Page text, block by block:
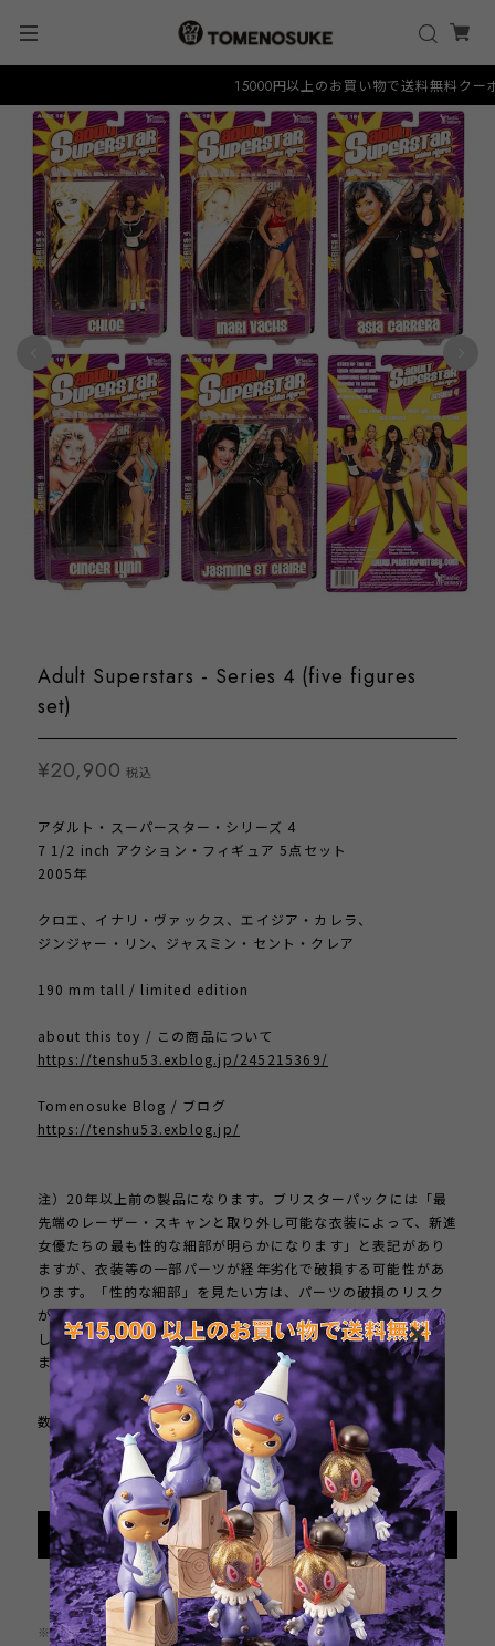
15000円以上のお買い物で送料無料クーポ
Adult Superstars - Series 4 (five figures
set)
¥20,900 税込
アダルト・スーパースター・シリーズ 4
7 1/2 inch アクション・フィギュア 5点セット
2005年
クロエ、イナリ・ヴァックス、エイジア・カレラ、
ジンジャー・リン、ジャスミン・セント・クレア
190 mm tall / limited edition
about this toy / この商品について
https://tenshu53.exblog.jp/245215369/
Tomenosuke Blog / ブログ
https://tenshu53.exblog.jp/
注）20年以上前の製品になります。ブリスターパックには「最
先端のレーザー・スキャンと取り外し可能な衣装によって、新進
女優たちの最も性的な細部が明らかになります」と表記があり
ますが、衣装等の一部パーツが経年劣化で破損する可能性があ
ります。「性的な細部」を見たい方は、パーツの破損のリスク
があることを予めご承知おきください。開封後の破損につきま
しては返品交換に応じかねます。ブリスターパックに入れたま
ま未開封での展示を推奨します。
数量
International shipping available
Add to cart
日本国内にお住まいの方向け
※この商品は1点までのご注文とさせていただきます。